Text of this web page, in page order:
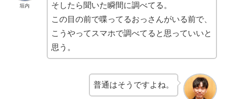
垣内
そしたら聞いた瞬間に調べてる。
この目の前で喋ってるおっさんがいる前で、
こうやってスマホで調べてると思っていいと
思う。
普通はそうですよね。